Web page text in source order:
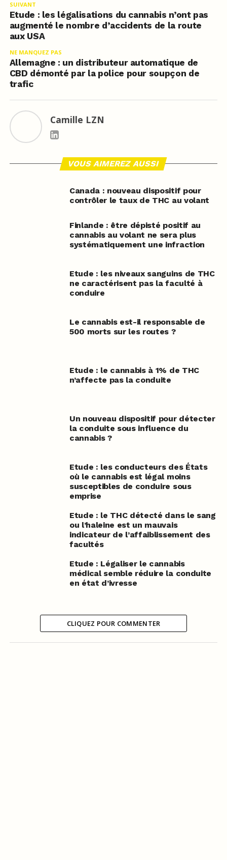
SUIVANT
Etude : les légalisations du cannabis n’ont pas
augmenté le nombre d’accidents de la route
aux USA
NE MANQUEZ PAS
Allemagne : un distributeur automatique de
CBD démonté par la police pour soupçon de
trafic
Camille LZN
VOUS AIMEREZ AUSSI
Canada : nouveau dispositif pour
contrôler le taux de THC au volant
Finlande : être dépisté positif au
cannabis au volant ne sera plus
systématiquement une infraction
Etude : les niveaux sanguins de THC
ne caractérisent pas la faculté à
conduire
Le cannabis est-il responsable de
500 morts sur les routes ?
Etude : le cannabis à 1% de THC
n’affecte pas la conduite
Un nouveau dispositif pour détecter
la conduite sous influence du
cannabis ?
Etude : les conducteurs des États
où le cannabis est légal moins
susceptibles de conduire sous
emprise
Etude : le THC détecté dans le sang
ou l’haleine est un mauvais
indicateur de l’affaiblissement des
facultés
Etude : Légaliser le cannabis
médical semble réduire la conduite
en état d’ivresse
CLIQUEZ POUR COMMENTER